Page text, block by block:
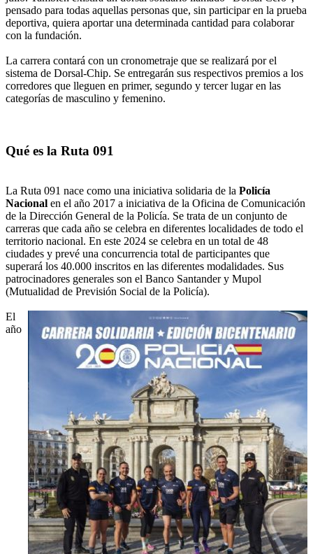
pensado para todas aquellas personas que, sin participar en la prueba
deportiva, quiera aportar una determinada cantidad para colaborar
con la fundación.
La carrera contará con un cronometraje que se realizará por el
sistema de Dorsal-Chip. Se entregarán sus respectivos premios a los
corredores que lleguen en primer, segundo y tercer lugar en las
categorías de masculino y femenino.
Qué es la Ruta 091
La Ruta 091 nace como una iniciativa solidaria de la Policía
Nacional en el año 2017 a iniciativa de la Oficina de Comunicación
de la Dirección General de la Policía. Se trata de un conjunto de
carreras que cada año se celebra en diferentes localidades de todo el
territorio nacional. En este 2024 se celebra en un total de 48
ciudades y prevé una concurrencia total de participantes que
superará los 40.000 inscritos en las diferentes modalidades. Sus
patrocinadores generales son el Banco Santander y Mupol
(Mutualidad de Previsión Social de la Policía).
El
año